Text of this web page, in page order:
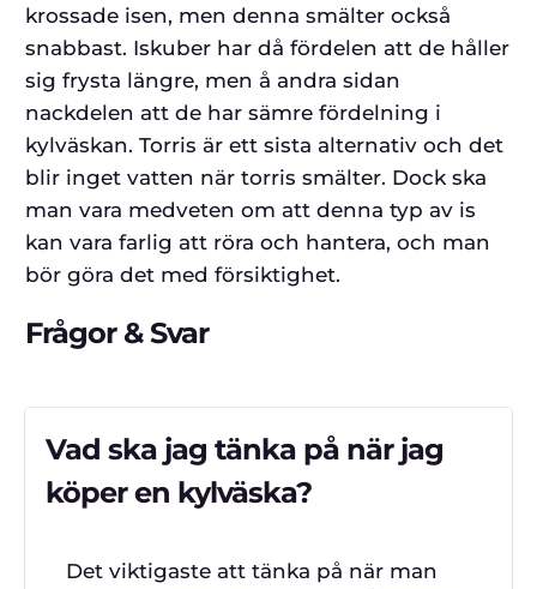
krossade isen, men denna smälter också
snabbast. Iskuber har då fördelen att de håller
sig frysta längre, men å andra sidan
nackdelen att de har sämre fördelning i
kylväskan. Torris är ett sista alternativ och det
blir inget vatten när torris smälter. Dock ska
man vara medveten om att denna typ av is
kan vara farlig att röra och hantera, och man
bör göra det med försiktighet.
Frågor & Svar
Vad ska jag tänka på när jag
köper en kylväska?
Det viktigaste att tänka på när man